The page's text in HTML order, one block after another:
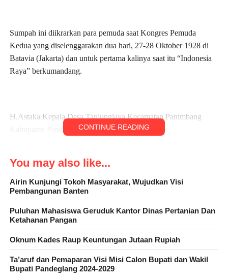
Sumpah ini diikrarkan para pemuda saat Kongres Pemuda
Kedua yang diselenggarakan dua hari, 27-28 Oktober 1928 di
Batavia (Jakarta) dan untuk pertama kalinya saat itu “Indonesia
Raya” berkumandang.
H.Astaka Kepala Desa Tanjungjaya Kecamatan Panimbang
Kabupaten Pandeglang, Banten mengatakan.
dengan persatuan kita bisa menjaga keutuhan negara kita, NKRI,
yang tak bisa ditawar-tawar,” ujarnya saat dikonfirmasi
wartawan, Sabtu (28/10/2023).
CONTINUE READING
You may also like...
Airin Kunjungi Tokoh Masyarakat, Wujudkan Visi
Pembangunan Banten
Puluhan Mahasiswa Geruduk Kantor Dinas Pertanian Dan
Ketahanan Pangan
Oknum Kades Raup Keuntungan Jutaan Rupiah
Ta’aruf dan Pemaparan Visi Misi Calon Bupati dan Wakil
Bupati Pandeglang 2024-2029